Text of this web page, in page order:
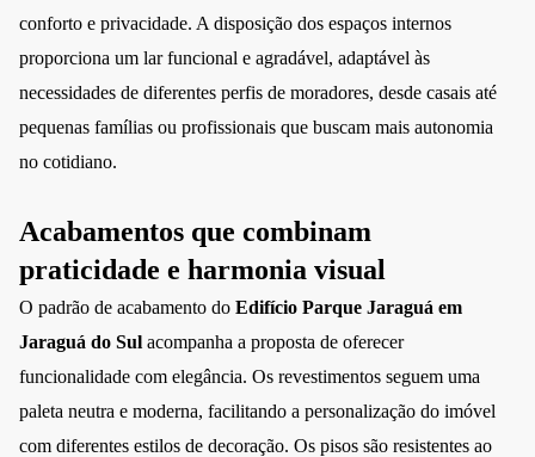
conforto e privacidade. A disposição dos espaços internos
proporciona um lar funcional e agradável, adaptável às
necessidades de diferentes perfis de moradores, desde casais até
pequenas famílias ou profissionais que buscam mais autonomia
no cotidiano.
Acabamentos que combinam
praticidade e harmonia visual
O padrão de acabamento do Edifício Parque Jaraguá em
Jaraguá do Sul acompanha a proposta de oferecer
funcionalidade com elegância. Os revestimentos seguem uma
paleta neutra e moderna, facilitando a personalização do imóvel
com diferentes estilos de decoração. Os pisos são resistentes ao